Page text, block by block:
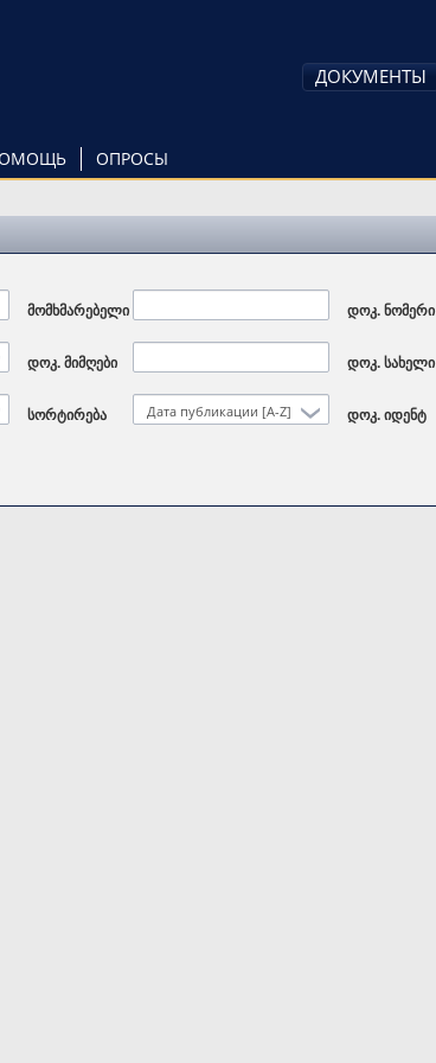
ОПРОСЫ
ДОКУМЕНТЫ
მომხმარებელი დოკ. ნომერი
დოკ. მიმღები დოკ. სახელი
სორტირება Дата публикации [A-Z] დოკ. იდენტ